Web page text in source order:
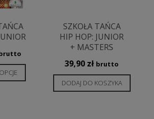
produkt
SZKOŁA TAŃCA
HIP HOP: JUNIOR
+ MASTERS
39,90 zł brutto
DODAJ DO KOSZYKA